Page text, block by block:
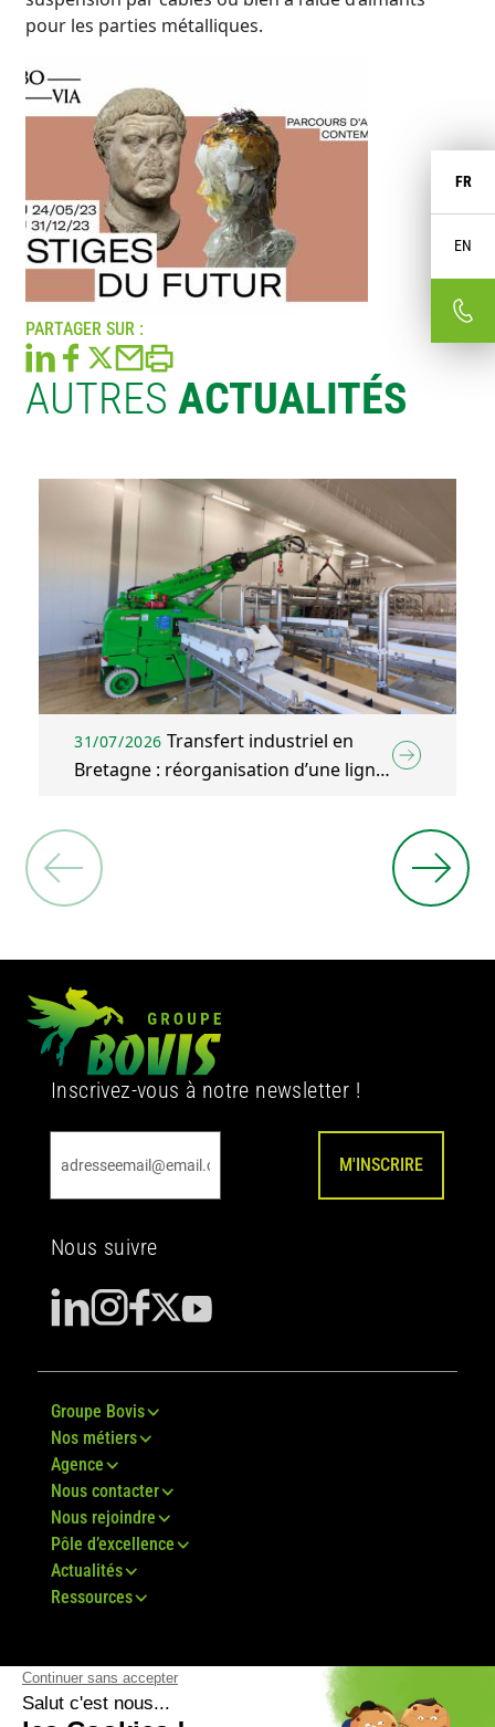
FR
EN
pour les parties métalliques.
PARTAGER SUR :
AUTRESACTUALITÉS
31/07/2026 Transfert industriel en
Bretagne : réorganisation d’une ligne
Inscrivez-vous à notre newsletter !
M'INSCRIRE
Nous suivre
Groupe Bovis
Nos métiers
Agence
Nous contacter
Nous rejoindre
Pôle d’excellence
Actualités
Ressources
© Groupe Bovis 2024 - Mentions légales
-Plan du site CGV